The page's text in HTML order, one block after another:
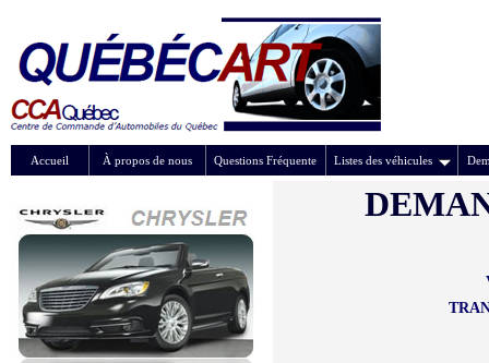
Accueil À propos de nous Questions Fréquente Listes des véhicules